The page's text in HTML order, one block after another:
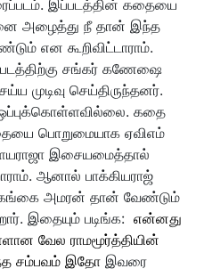
இப்படத்தின் கதையை
அழைத்து நீ தான் இந்த
என கூறிவிட்டாராம்.
சங்கர் கணேஷை
முடிவு செய்திருந்தனர்.
கதை
பொறுமையாக ஏவிஎம்
இசையமைத்தால்
ஆனால் பாக்கியராஜ்
அமரன் தான் வேண்டும்
இதையும் படிங்க: என்னது
வேல ராமமூர்த்தியின்
சம்பவம் இதோ இவரை